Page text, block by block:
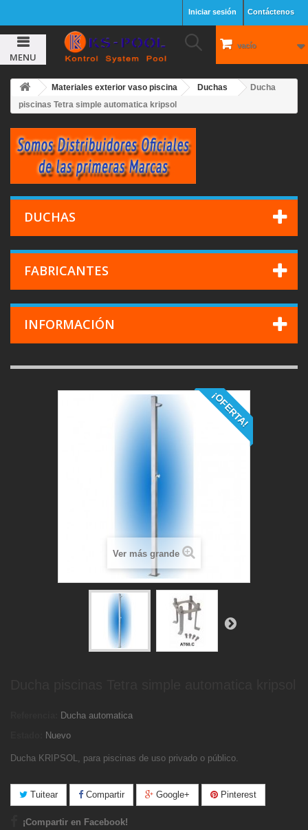
Contáctenos
Iniciar sesión
vacío
MENU
Materiales exterior vaso piscina Duchas
Ducha
piscinas Tetra simple automatica kripsol
DUCHAS
FABRICANTES
INFORMACIÓN
¡OFERTA!
Ver más grande
Ducha automatica
Nuevo
Ducha KRIPSOL, para piscinas de uso privado o público.
Tuitear Compartir Google+ Pinterest
¡Compartir en Facebook!